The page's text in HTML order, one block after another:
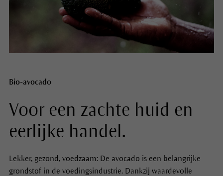
Bio-avocado
Voor een zachte huid en
eerlijke handel.
Lekker, gezond, voedzaam: De avocado is een belangrijke
grondstof in de voedingsindustrie. Dankzij waardevolle